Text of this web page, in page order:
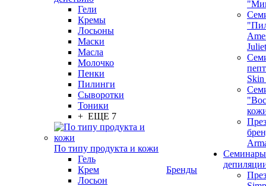
Гели
Кремы
Лосьоны
Маски
Масла
Молочко
Пенки
Пилинги
Сыворотки
Тоники
+ ЕЩЕ 7
По типу продукта и кожи
Гель
Крем
Лосьон
Бренды